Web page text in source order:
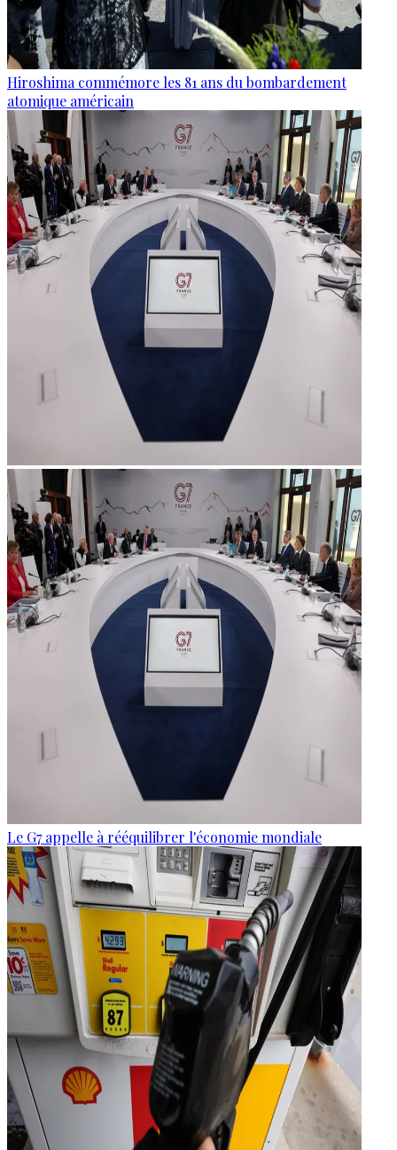
Hiroshima commémore les 81 ans du bombardement
atomique américain
Le G7 appelle à rééquilibrer l'économie mondiale